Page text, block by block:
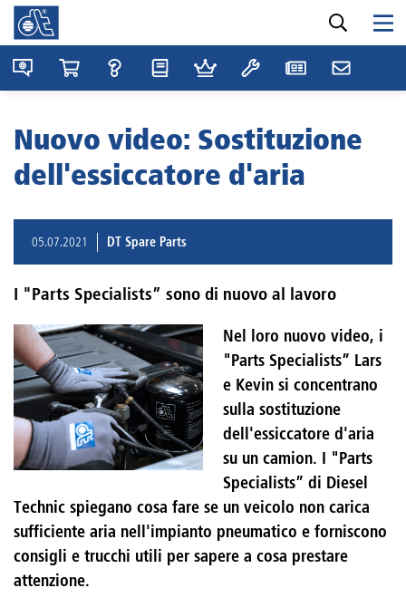
Nuovo video: Sostituzione
dell'essiccatore d'aria
05.07.2021 DT Spare Parts
I "Parts Specialists” sono di nuovo al lavoro
Nel loro nuovo video, i
"Parts Specialists” Lars
e Kevin si concentrano
sulla sostituzione
dell'essiccatore d'aria
su un camion. I "Parts
Specialists” di Diesel
Technic spiegano cosa fare se un veicolo non carica
sufficiente aria nell'impianto pneumatico e forniscono
consigli e trucchi utili per sapere a cosa prestare
attenzione.